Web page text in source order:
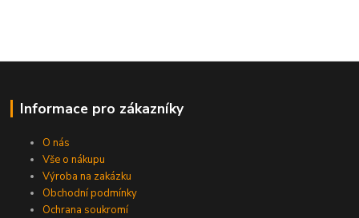
Informace pro zákazníky
O nás
Vše o nákupu
Výroba na zakázku
Obchodní podmínky
Ochrana soukromí